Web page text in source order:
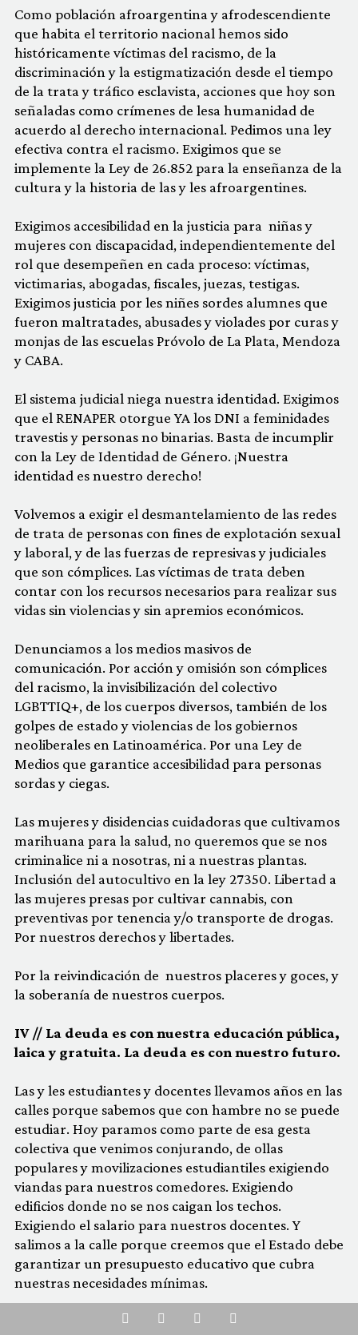
WhatsappFacebookTwitter
Como población afroargentina y afrodescendiente
que habita el territorio nacional hemos sido
históricamente víctimas del racismo, de la
discriminación y la estigmatización desde el tiempo
de la trata y tráfico esclavista, acciones que hoy son
señaladas como crímenes de lesa humanidad de
acuerdo al derecho internacional. Pedimos una ley
efectiva contra el racismo. Exigimos que se
implemente la Ley de 26.852 para la enseñanza de la
cultura y la historia de las y les afroargentines.
Exigimos accesibilidad en la justicia para niñas y
mujeres con discapacidad, independientemente del
rol que desempeñen en cada proceso: víctimas,
victimarias, abogadas, fiscales, juezas, testigas.
Exigimos justicia por les niñes sordes alumnes que
fueron maltratades, abusades y violades por curas y
monjas de las escuelas Próvolo de La Plata, Mendoza
y CABA.
El sistema judicial niega nuestra identidad. Exigimos
que el RENAPER otorgue YA los DNI a feminidades
travestis y personas no binarias. Basta de incumplir
con la Ley de Identidad de Género. ¡Nuestra
identidad es nuestro derecho!
Volvemos a exigir el desmantelamiento de las redes
de trata de personas con fines de explotación sexual
y laboral, y de las fuerzas de represivas y judiciales
que son cómplices. Las víctimas de trata deben
contar con los recursos necesarios para realizar sus
vidas sin violencias y sin apremios económicos.
Denunciamos a los medios masivos de
comunicación. Por acción y omisión son cómplices
del racismo, la invisibilización del colectivo
LGBTTIQ+, de los cuerpos diversos, también de los
golpes de estado y violencias de los gobiernos
neoliberales en Latinoamérica. Por una Ley de
Medios que garantice accesibilidad para personas
sordas y ciegas.
Las mujeres y disidencias cuidadoras que cultivamos
marihuana para la salud, no queremos que se nos
criminalice ni a nosotras, ni a nuestras plantas.
Inclusión del autocultivo en la ley 27350. Libertad a
las mujeres presas por cultivar cannabis, con
preventivas por tenencia y/o transporte de drogas.
Por nuestros derechos y libertades.
Por la reivindicación de nuestros placeres y goces, y
la soberanía de nuestros cuerpos.
IV // La deuda es con nuestra educación pública,
laica y gratuita. La deuda es con nuestro futuro.
Las y les estudiantes y docentes llevamos años en las
calles porque sabemos que con hambre no se puede
estudiar. Hoy paramos como parte de esa gesta
colectiva que venimos conjurando, de ollas
populares y movilizaciones estudiantiles exigiendo
viandas para nuestros comedores. Exigiendo
edificios donde no se nos caigan los techos.
Exigiendo el salario para nuestros docentes. Y
salimos a la calle porque creemos que el Estado debe
garantizar un presupuesto educativo que cubra
nuestras necesidades mínimas.
Exigimos perspectiva de género en las currículas